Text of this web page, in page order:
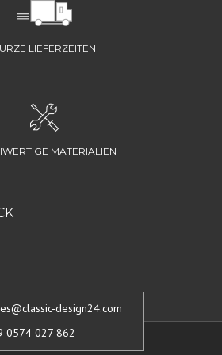
LIEFERZEITEN
MATERIALIEN
design24.com
0574 027 862